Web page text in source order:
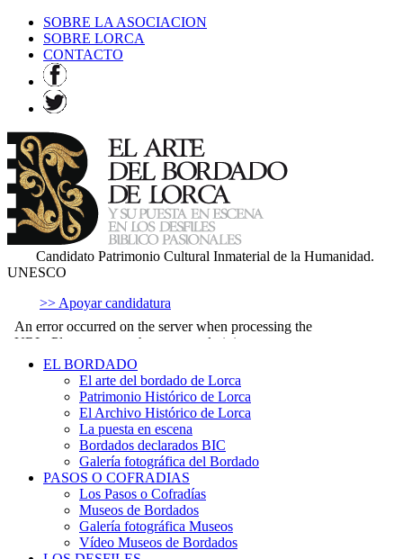
SOBRE LA ASOCIACION
SOBRE LORCA
CONTACTO
Candidato Patrimonio Cultural Inmaterial de la Humanidad.
UNESCO
>> Apoyar candidatura
EL BORDADO
El arte del bordado de Lorca
Patrimonio Histórico de Lorca
El Archivo Histórico de Lorca
La puesta en escena
Bordados declarados BIC
Galería fotográfica del Bordado
PASOS O COFRADIAS
Los Pasos o Cofradías
Museos de Bordados
Galería fotográfica Museos
Vídeo Museos de Bordados